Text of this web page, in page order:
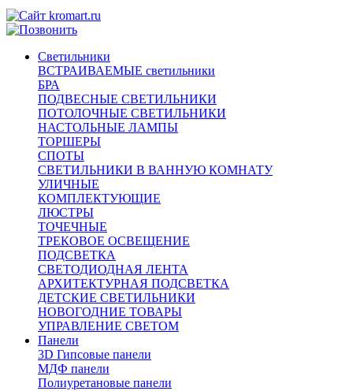
Светильники
ВСТРАИВАЕМЫЕ светильники
БРА
ПОДВЕСНЫЕ СВЕТИЛЬНИКИ
ПОТОЛОЧНЫЕ СВЕТИЛЬНИКИ
НАСТОЛЬНЫЕ ЛАМПЫ
ТОРШЕРЫ
СПОТЫ
СВЕТИЛЬНИКИ В ВАННУЮ КОМНАТУ
УЛИЧНЫЕ
КОМПЛЕКТУЮЩИЕ
ЛЮСТРЫ
ТОЧЕЧНЫЕ
ТРЕКОВОЕ ОСВЕЩЕНИЕ
ПОДСВЕТКА
СВЕТОДИОДНАЯ ЛЕНТА
АРХИТЕКТУРНАЯ ПОДСВЕТКА
ДЕТСКИЕ СВЕТИЛЬНИКИ
НОВОГОДНИЕ ТОВАРЫ
УПРАВЛЕНИЕ СВЕТОМ
Панели
3D Гипсовые панели
МДФ панели
Полиуретановые панели